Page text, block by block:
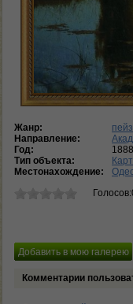
Жанр:
Направление:
Год:
1888
Тип объекта:
Местонахождение:
Комментарии